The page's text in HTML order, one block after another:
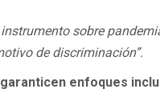
sobre
de discriminación”.
enfoques